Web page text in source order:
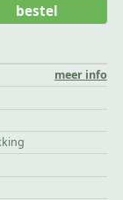
meer info
bestel